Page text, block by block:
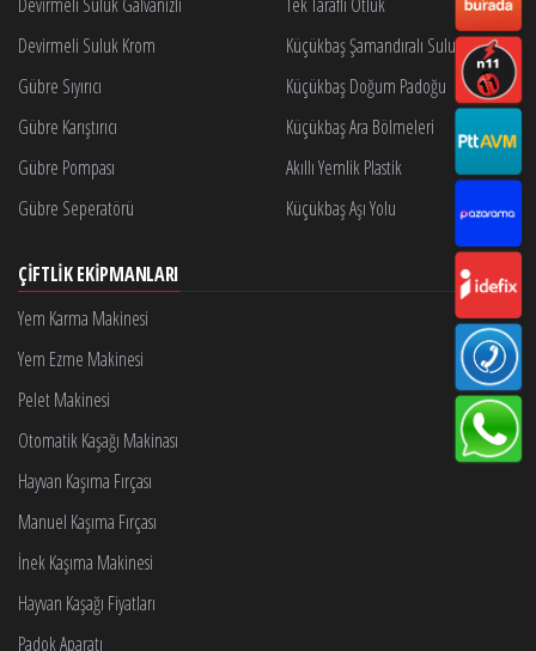
Devirmeli Suluk Krom
Gübre Sıyırıcı
Gübre Karıştırıcı
Gübre Pompası
Gübre Seperatörü
Küçükbaş Şamandıralı Suluk
Küçükbaş Doğum Padoğu
Küçükbaş Ara Bölmeleri
Akıllı Yemlik Plastik
Küçükbaş Aşı Yolu
ÇIFTLIK EKIPMANLARI
Yem Karma Makinesi
Yem Ezme Makinesi
Pelet Makinesi
Otomatik Kaşağı Makinası
Hayvan Kaşıma Fırçası
Manuel Kaşıma Fırçası
İnek Kaşıma Makinesi
Hayvan Kaşağı Fiyatları
Padok Aparatı